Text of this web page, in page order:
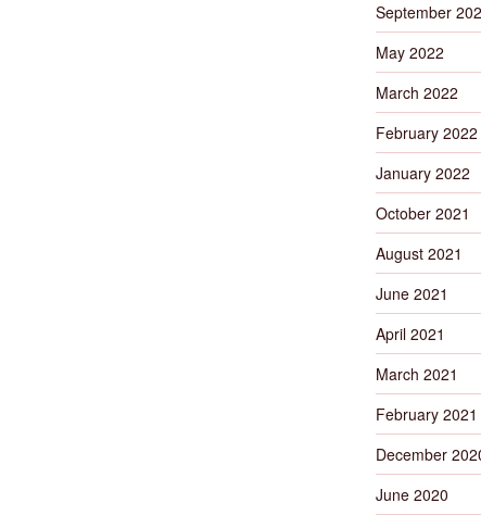
September
May 2022
March 2022
February 2022
January 2022
October 2021
August 2021
June 2021
April 2021
March 2021
February 2021
December
June 2020